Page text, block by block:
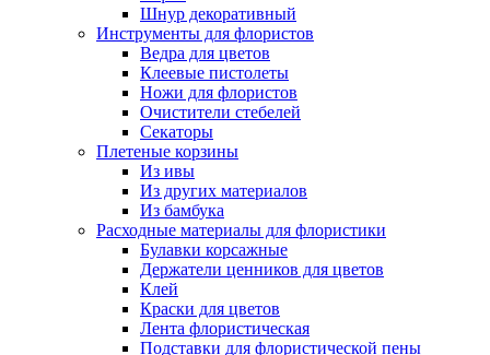
Шнур декоративный
Инструменты для флористов
Ведра для цветов
Клеевые пистолеты
Ножи для флористов
Очистители стебелей
Секаторы
Плетеные корзины
Из ивы
Из других материалов
Из бамбука
Расходные материалы для флористики
Булавки корсажные
Держатели ценников для цветов
Клей
Краски для цветов
Лента флористическая
Подставки для флористической пены